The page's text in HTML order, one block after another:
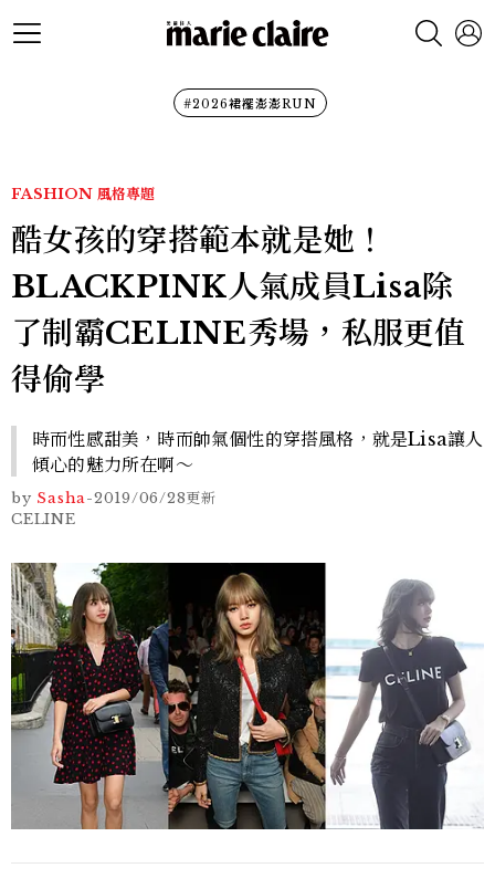
#2026裙襬澎澎RUN
FASHION 風格專題
酷女孩的穿搭範本就是她！
BLACKPINK人氣成員Lisa除
了制霸CELINE秀場，私服更值
得偷學
時而性感甜美，時而帥氣個性的穿搭風格，就是Lisa讓人
傾心的魅力所在啊～
by Sasha-2019/06/28更新
CELINE